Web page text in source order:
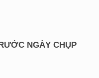
NGÀY CHỤP